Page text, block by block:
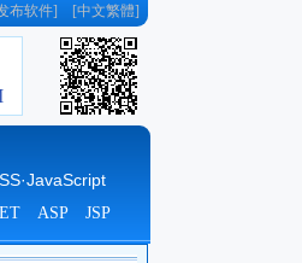
布软件] [中文繁體]
ASP JSP